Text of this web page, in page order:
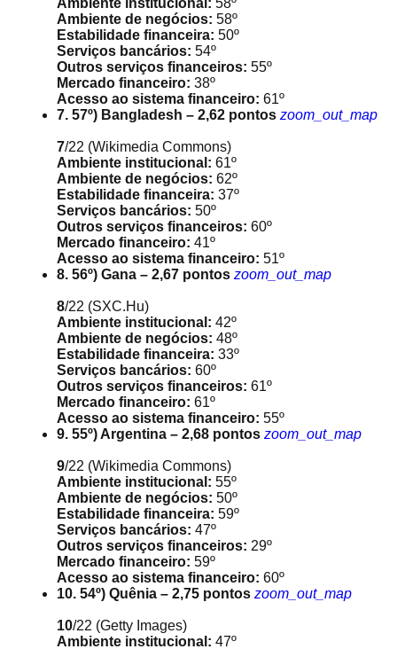
Ambiente institucional: 58º
Ambiente de negócios: 58º
Estabilidade financeira: 50º
Serviços bancários: 54º
Outros serviços financeiros: 55º
Mercado financeiro: 38º
Acesso ao sistema financeiro: 61º
7. 57º) Bangladesh – 2,62 pontos zoom_out_map
7/22 (Wikimedia Commons)
Ambiente institucional: 61º
Ambiente de negócios: 62º
Estabilidade financeira: 37º
Serviços bancários: 50º
Outros serviços financeiros: 60º
Mercado financeiro: 41º
Acesso ao sistema financeiro: 51º
8. 56º) Gana – 2,67 pontos zoom_out_map
8/22 (SXC.Hu)
Ambiente institucional: 42º
Ambiente de negócios: 48º
Estabilidade financeira: 33º
Serviços bancários: 60º
Outros serviços financeiros: 61º
Mercado financeiro: 61º
Acesso ao sistema financeiro: 55º
9. 55º) Argentina – 2,68 pontos zoom_out_map
9/22 (Wikimedia Commons)
Ambiente institucional: 55º
Ambiente de negócios: 50º
Estabilidade financeira: 59º
Serviços bancários: 47º
Outros serviços financeiros: 29º
Mercado financeiro: 59º
Acesso ao sistema financeiro: 60º
10. 54º) Quênia – 2,75 pontos zoom_out_map
10/22 (Getty Images)
Ambiente institucional: 47º